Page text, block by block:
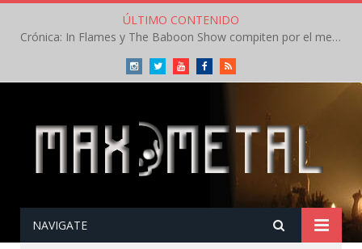
ÚLTIMO CONTENIDO
Crónica: In Flames y The Baboon Show compiten por el mejor concierto del día en el Leyendas del Rock – Viernes – Agosto 2026
InstagramTwitterYoutubeFacebookRSS
NAVIGATE